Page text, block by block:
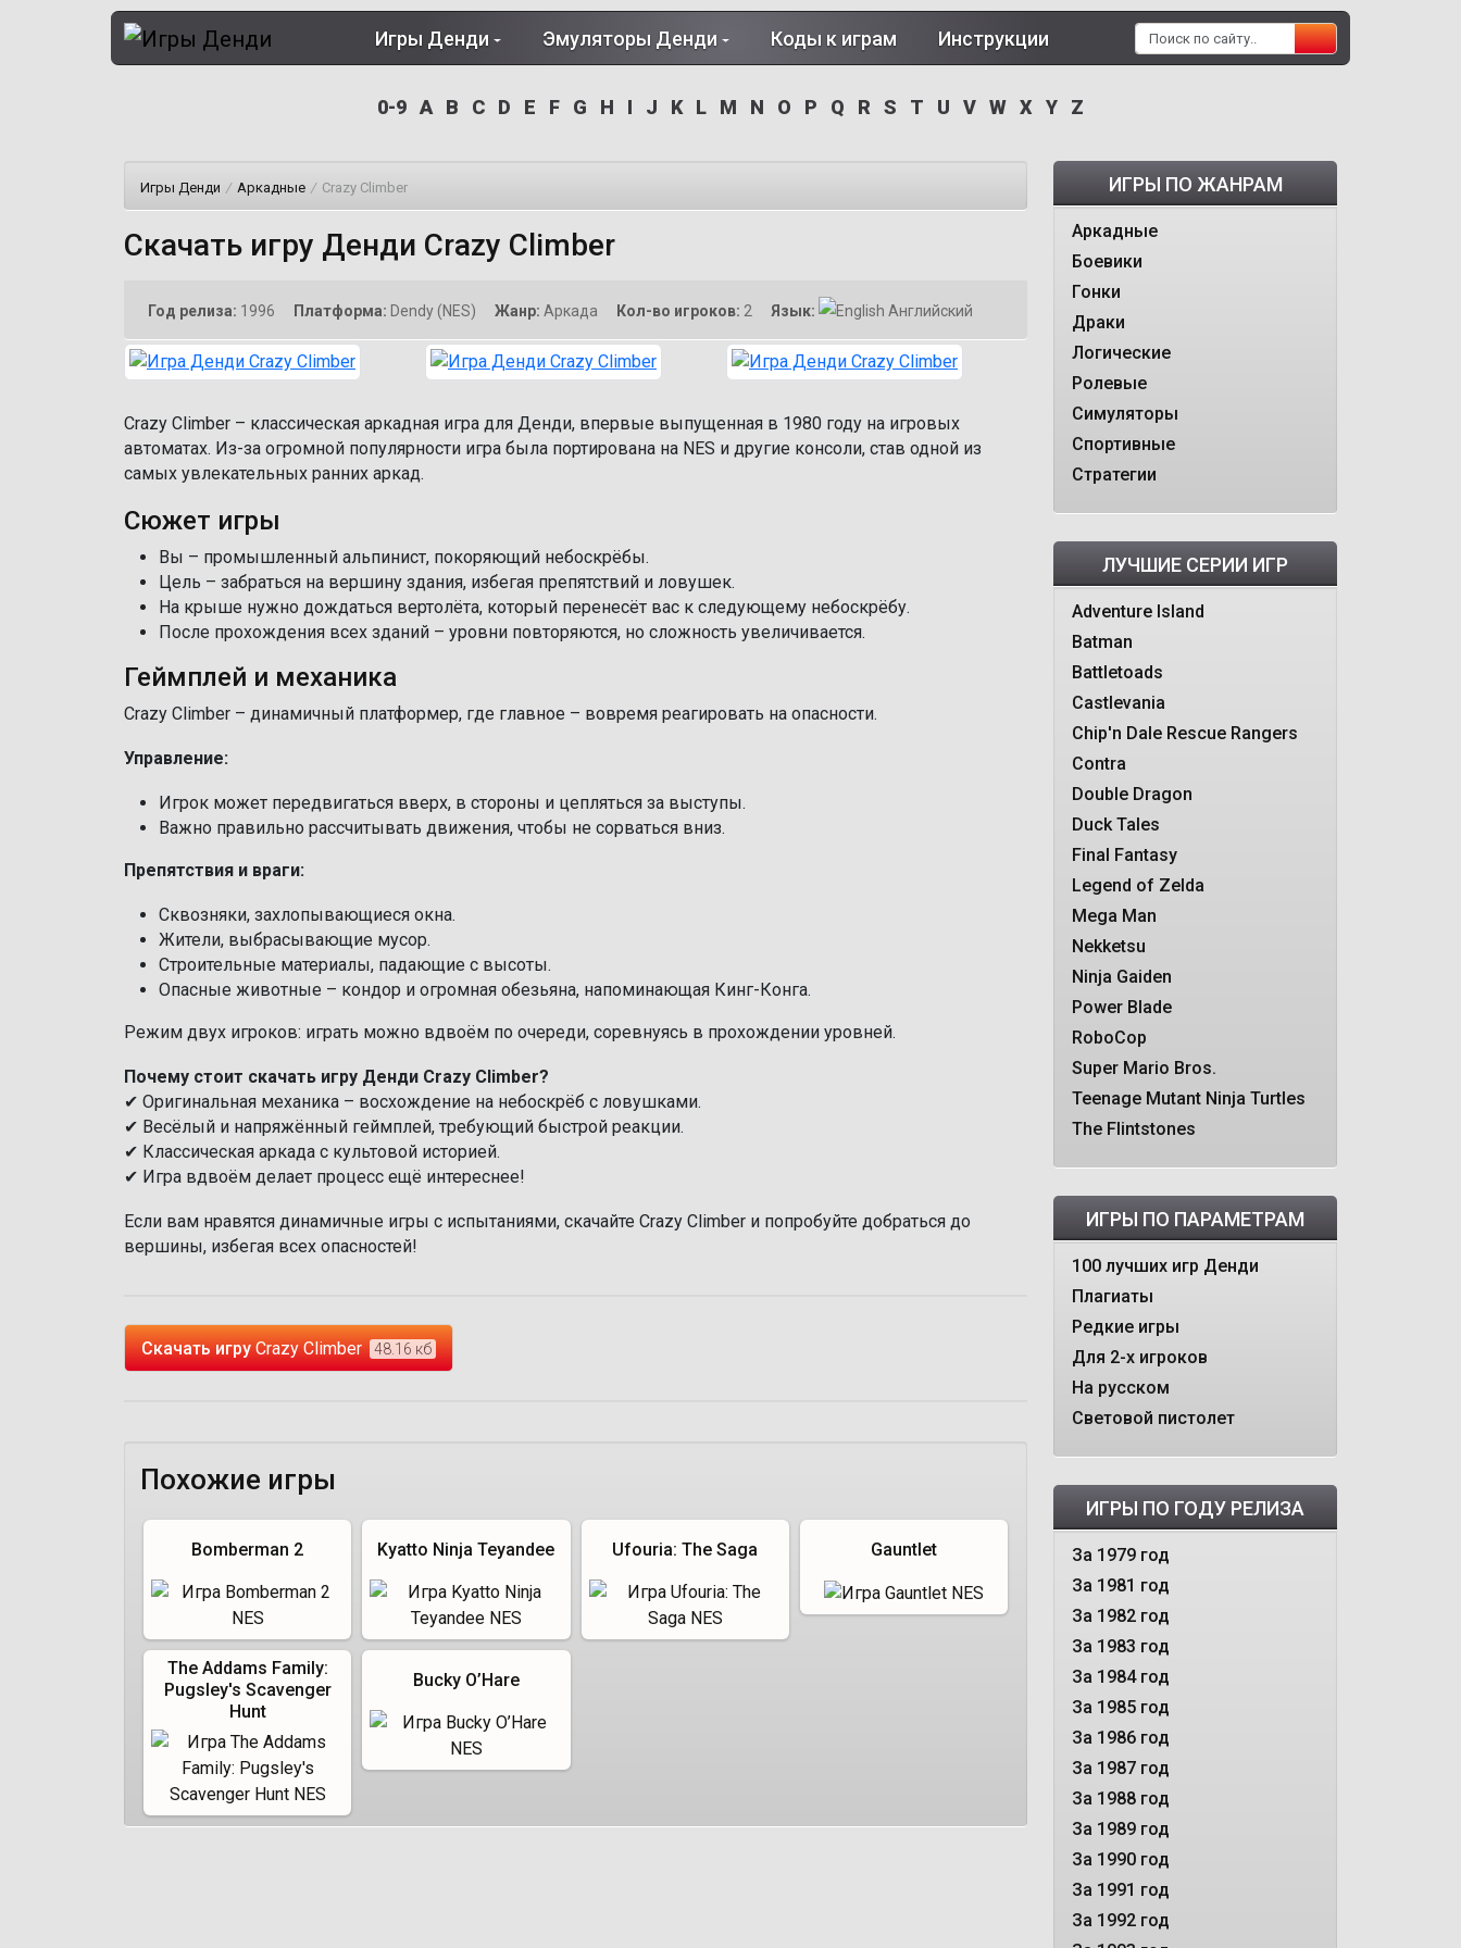
Игры Денди Эмуляторы Денди Коды к играм Инструкции
0-9 A B C D E F G H I J K L M N O P Q R S T U V W X Y Z
Игры Денди / Аркадные / Crazy Climber
Скачать игру Денди Crazy Climber
Год релиза: 1996 Платформа: Dendy (NES) Жанр: Аркада Кол-во игроков: 2 Язык: Английский
Crazy Climber – классическая аркадная игра для Денди, впервые выпущенная в 1980 году на игровых
автоматах. Из-за огромной популярности игра была портирована на NES и другие консоли, став одной из
самых увлекательных ранних аркад.
Сюжет игры
Вы – промышленный альпинист, покоряющий небоскрёбы.
Цель – забраться на вершину здания, избегая препятствий и ловушек.
На крыше нужно дождаться вертолёта, который перенесёт вас к следующему небоскрёбу.
После прохождения всех зданий – уровни повторяются, но сложность увеличивается.
Геймплей и механика
Crazy Climber – динамичный платформер, где главное – вовремя реагировать на опасности.
Управление:
Игрок может передвигаться вверх, в стороны и цепляться за выступы.
Важно правильно рассчитывать движения, чтобы не сорваться вниз.
Препятствия и враги:
Сквозняки, захлопывающиеся окна.
Жители, выбрасывающие мусор.
Строительные материалы, падающие с высоты.
Опасные животные – кондор и огромная обезьяна, напоминающая Кинг-Конга.
Режим двух игроков: играть можно вдвоём по очереди, соревнуясь в прохождении уровней.
Почему стоит скачать игру Денди Crazy Climber?
✔ Оригинальная механика – восхождение на небоскрёб с ловушками.
✔ Весёлый и напряжённый геймплей, требующий быстрой реакции.
✔ Классическая аркада с культовой историей.
✔ Игра вдвоём делает процесс ещё интереснее!
Если вам нравятся динамичные игры с испытаниями, скачайте Crazy Climber и попробуйте добраться до
вершины, избегая всех опасностей!
Скачать игруCrazy Climber 48.16 кб
Похожие игры
Bomberman 2 Kyatto Ninja Teyandee Ufouria: The Saga Gauntlet
The Addams Family:
Pugsley's Scavenger
Hunt
Bucky O’Hare
ИГРЫ ПО ЖАНРАМ
Аркадные
Боевики
Гонки
Драки
Логические
Ролевые
Симуляторы
Спортивные
Стратегии
ЛУЧШИЕ СЕРИИ ИГР
Adventure Island
Batman
Battletoads
Castlevania
Chip'n Dale Rescue Rangers
Contra
Double Dragon
Duck Tales
Final Fantasy
Legend of Zelda
Mega Man
Nekketsu
Ninja Gaiden
Power Blade
RoboCop
Super Mario Bros.
Teenage Mutant Ninja Turtles
The Flintstones
ИГРЫ ПО ПАРАМЕТРАМ
100 лучших игр Денди
Плагиаты
Редкие игры
Для 2-х игроков
На русском
Световой пистолет
ИГРЫ ПО ГОДУ РЕЛИЗА
За 1979 год
За 1981 год
За 1982 год
За 1983 год
За 1984 год
За 1985 год
За 1986 год
За 1987 год
За 1988 год
За 1989 год
За 1990 год
За 1991 год
За 1992 год